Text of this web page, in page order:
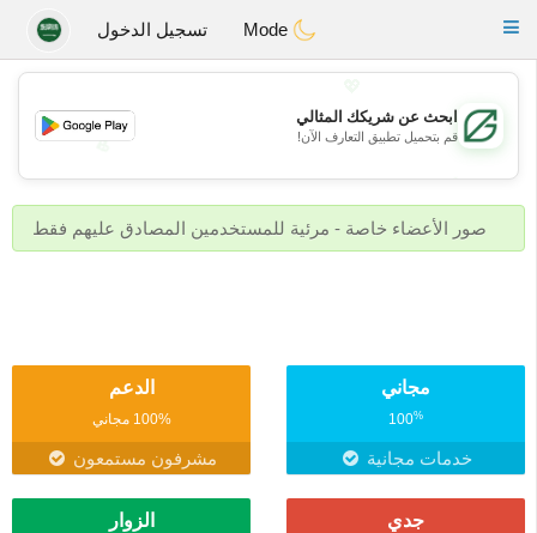
GulfDating
Toggle
تسجيل الدخول
💖
💕
💕
ابحث عن شريكك المثالي
قم بتحميل تطبيق التعارف الآن!
صور الأعضاء خاصة - مرئية للمستخدمين المصادق عليهم فقط
مجاني
100%
خدمات مجانية
الدعم
100% مجاني
مشرفون مستمعون
جدي الزوار